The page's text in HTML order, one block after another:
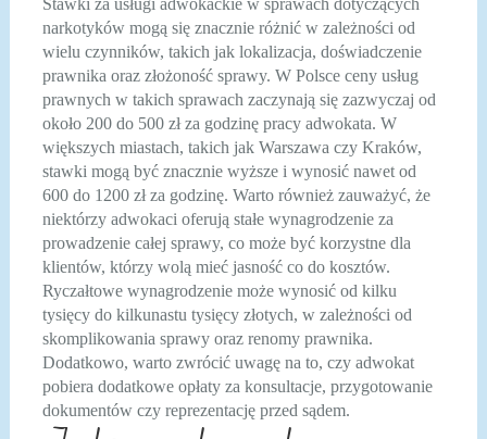
narkotyków mogą się znacznie różnić w zależności od
wielu czynników, takich jak lokalizacja, doświadczenie
prawnika oraz złożoność sprawy. W Polsce ceny usług
prawnych w takich sprawach zaczynają się zazwyczaj od
około 200 do 500 zł za godzinę pracy adwokata. W
większych miastach, takich jak Warszawa czy Kraków,
stawki mogą być znacznie wyższe i wynosić nawet od
600 do 1200 zł za godzinę. Warto również zauważyć, że
niektórzy adwokaci oferują stałe wynagrodzenie za
prowadzenie całej sprawy, co może być korzystne dla
klientów, którzy wolą mieć jasność co do kosztów.
Ryczałtowe wynagrodzenie może wynosić od kilku
tysięcy do kilkunastu tysięcy złotych, w zależności od
skomplikowania sprawy oraz renomy prawnika.
Dodatkowo, warto zwrócić uwagę na to, czy adwokat
pobiera dodatkowe opłaty za konsultacje, przygotowanie
dokumentów czy reprezentację przed sądem.